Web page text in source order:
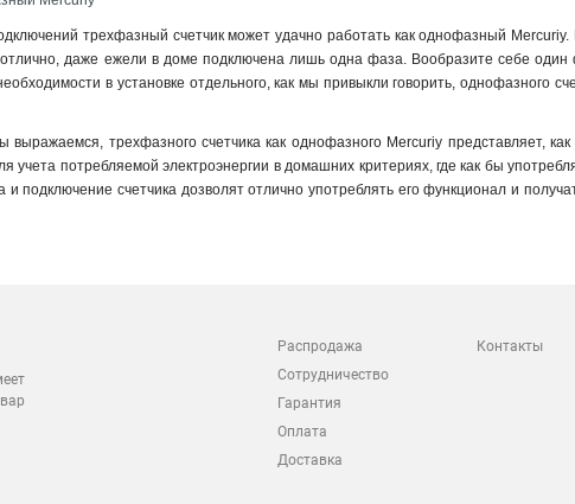
трехфазный счетчик может удачно работать как однофазный Mercuriy.
отлично, даже ежели в доме подключена лишь одна фаза. Вообразите себе
в установке отдельного, как мы привыкли говорить, однофазного
трехфазного счетчика как однофазного Mercuriy представляет,
учета потребляемой электроэнергии в домашних критериях, где как бы
подключение счетчика дозволят отлично употреблять его функционал и
Распродажа
Сотрудничество
Гарантия
Оплата
Доставка
Контакты